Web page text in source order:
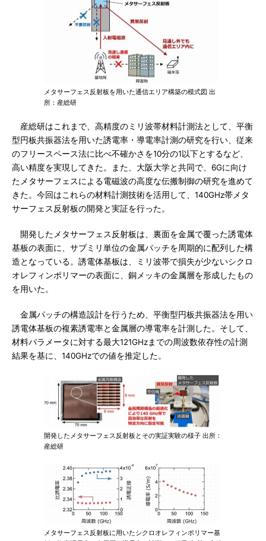
メタサーフェス反射板を用いた通信エリア構築の模式図 出
所：産総研
産総研はこれまで、高精度のミリ波帯材料計測法として、平衡
型円板共振器法を用いた誘電率・導電率計測の研究を行い、従来
のフリースペース法に比べ不確かさを10分の1以下とするなど、
高い精度を実現してきた。また、大阪大学と共同で、6Gに向け
たメタサーフェスによる電磁波の高度な伝搬制御の研究を進めて
きた。今回はこれらの材料計測技術を活用して、140GHz帯メタ
サーフェス反射板の開発と実証を行った。
開発したメタサーフェス反射板は、裏面を金属で覆った誘電体
基板の表面に、サブミリ単位の金属パッチを周期的に配列した構
造となっている。誘電体基板は、ミリ波帯で損失が少ないシクロ
オレフィンポリマーの表面に、銅メッキの金属層を形成したもの
を用いた。
金属パッチの構造設計を行うため、平衡型円板共振器法を用い
誘電体基板の複素誘電率と金属層の導電率を計測した。そして、
材料パラメータに対する最大121GHzまでの周波数依存性の計測
結果を基に、140GHzでの値を推定した。
開発したメタサーフェス反射板とその実証実験の様子 出所：
産総研
メタサーフェス反射板に用いたシクロオレフィンポリマー基